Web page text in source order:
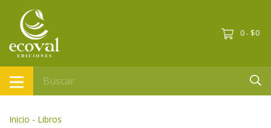
0 - $0
Inicio - Libros